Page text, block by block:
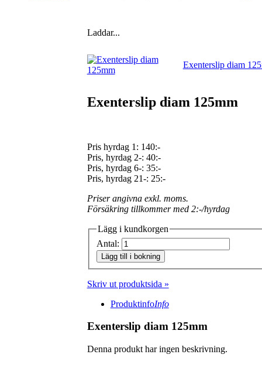
Laddar...
Exenterslip diam
Exenterslip diam 125mm
Pris hyrdag 1: 140:-
Pris, hyrdag 2-: 40:-
Pris, hyrdag 6-: 35:-
Pris, hyrdag 21-: 25:-
Priser angivna exkl. moms.
Försäkring tillkommer med 2:-/hyrdag
Lägg i kundkorgen
Antal:
Lägg till i bokning
Skriv ut produktsida »
ProduktinfoInfo
Exenterslip diam 125mm
Denna produkt har ingen beskrivning.